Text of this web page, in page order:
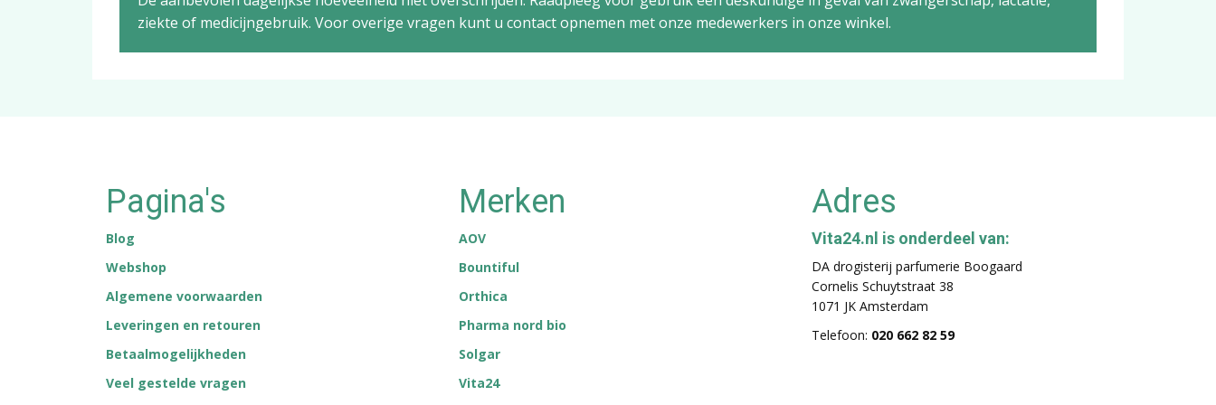
ziekte of medicijngebruik. Voor overige vragen kunt u contact opnemen met onze medewerkers in onze winkel.
Pagina's
Blog
Webshop
Algemene voorwaarden
Leveringen en retouren
Betaalmogelijkheden
Veel gestelde vragen
Merken
AOV
Bountiful
Orthica
Pharma nord bio
Solgar
Vita24
Adres
Vita24.nl is onderdeel van:
DA drogisterij parfumerie Boogaard
Cornelis Schuytstraat 38
1071 JK Amsterdam
Telefoon: 020 662 82 59